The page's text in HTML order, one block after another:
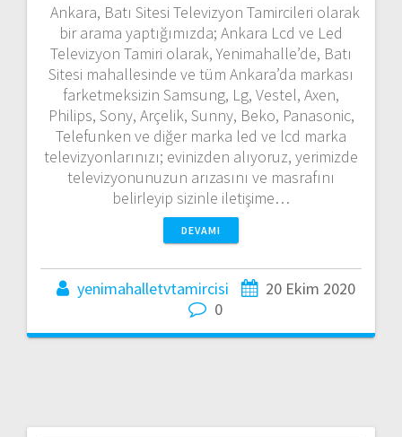
Ankara, Batı Sitesi Televizyon Tamircileri olarak
bir arama yaptığımızda; Ankara Lcd ve Led
Televizyon Tamiri olarak, Yenimahalle’de, Batı
Sitesi mahallesinde ve tüm Ankara’da markası
farketmeksizin Samsung, Lg, Vestel, Axen,
Philips, Sony, Arçelik, Sunny, Beko, Panasonic,
Telefunken ve diğer marka led ve lcd marka
televizyonlarınızı; evinizden alıyoruz, yerimizde
televizyonunuzun arızasını ve masrafını
belirleyip sizinle iletişime…
DEVAMI
yenimahalletvtamircisi
20 Ekim 2020
0